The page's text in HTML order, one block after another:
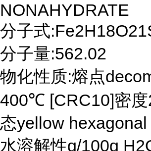
NONAHYDRATE
分子式
分子量:562.02
物化性质:熔点
400℃ [CRC10]密度
态yellow
水溶解性g/100g